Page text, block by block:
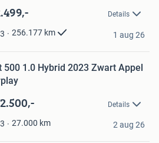
Details
256.177 km 1 aug 26
Hybrid 2023 Zwart Appel
Details
27.000 km 2 aug 26